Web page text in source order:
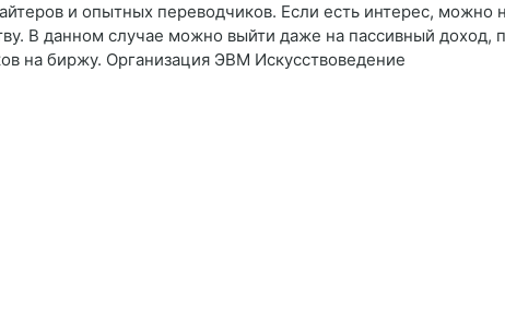
и опытных переводчиков. Если есть интерес, можно
В данном случае можно выйти даже на пассивный доход,
на биржу. Организация ЭВМ Искусствоведение